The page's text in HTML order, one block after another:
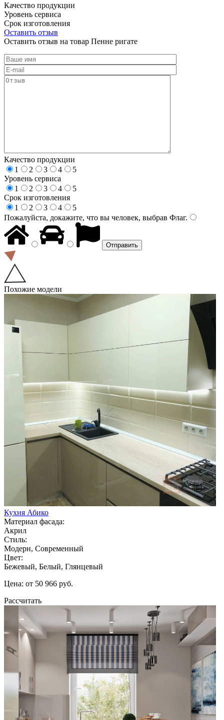
Качество продукции
Уровень сервиса
Срок изготовления
Оставить отзыв
Оставить отзыв на товар Пенне ригате
Качество продукции
1
2 3 4
5
Уровень сервиса
1
2 3 4
5
Срок изготовления
1
2 3 4
5
Пожалуйста, докажите, что вы человек, выбрав Флаг.
Похожие модели
Кухня Абико
Материал фасада:
Акрил
Стиль:
Модерн, Современный
Цвет:
Бежевый, Белый, Глянцевый
Цена: от 50 966 руб.
Рассчитать